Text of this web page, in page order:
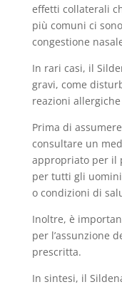
effetti collaterali
più comuni ci
congestione
In rari casi, il
gravi, come
reazioni
Prima di
consultare un
appropriato per il
per tutti gli
o condizioni di
Inoltre, è
per l’assunzione
prescritta.
In sintesi, il